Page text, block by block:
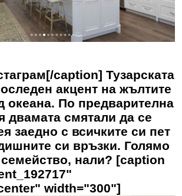
caption] Тузарската
акцент на жълтите
океана. По предварителна
двамата смятали да се
заедно с всичките си пет
си връзки. Голямо
нали? [caption
width="300"]